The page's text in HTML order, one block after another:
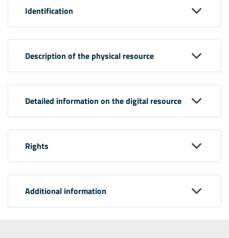
Identification
Description of the physical resource
Detailed information on the digital resource
Rights
Additional information